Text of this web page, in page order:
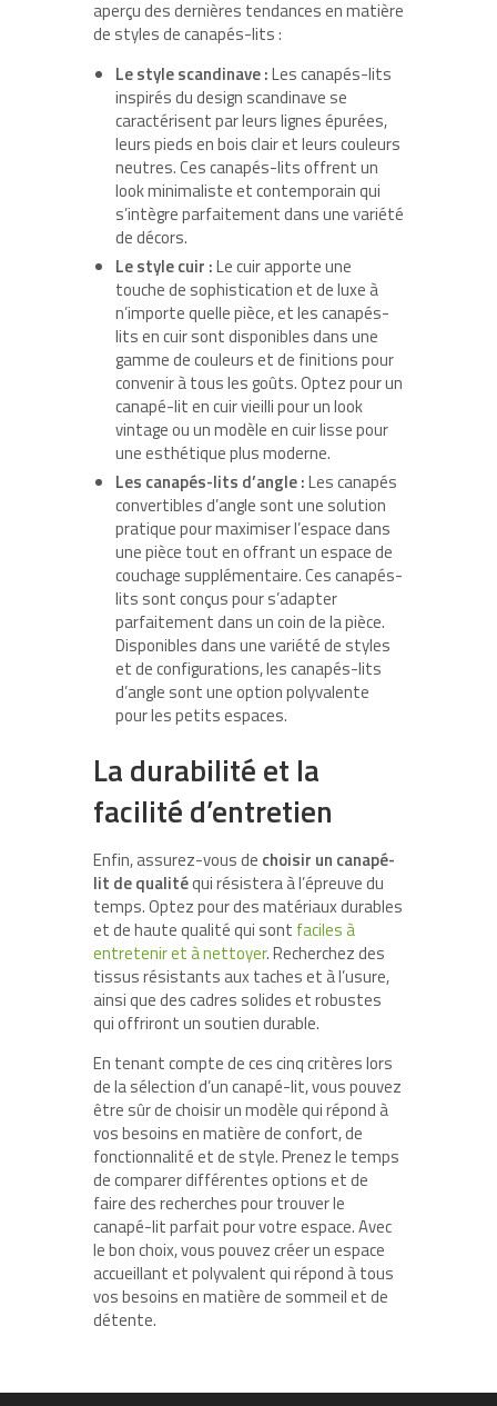
aperçu des dernières tendances en matière
de styles de canapés-lits :
Le style scandinave :Les canapés-lits
inspirés du design scandinave se
caractérisent par leurs lignes épurées,
leurs pieds en bois clair et leurs couleurs
neutres. Ces canapés-lits offrent un
look minimaliste et contemporain qui
s’intègre parfaitement dans une variété
de décors.
Le style cuir :Le cuir apporte une
touche de sophistication et de luxe à
n’importe quelle pièce, et les canapés-
lits en cuir sont disponibles dans une
gamme de couleurs et de finitions pour
convenir à tous les goûts. Optez pour un
canapé-lit en cuir vieilli pour un look
vintage ou un modèle en cuir lisse pour
une esthétique plus moderne.
Les canapés-lits d’angle :Les canapés
convertibles d’angle sont une solution
pratique pour maximiser l’espace dans
une pièce tout en offrant un espace de
couchage supplémentaire. Ces canapés-
lits sont conçus pour s’adapter
parfaitement dans un coin de la pièce.
Disponibles dans une variété de styles
et de configurations, les canapés-lits
d’angle sont une option polyvalente
pour les petits espaces.
La durabilité et la
facilité d’entretien
Enfin, assurez-vous de choisir un canapé-
lit de qualitéqui résistera à l’épreuve du
temps. Optez pour des matériaux durables
et de haute qualité qui sont faciles à
entretenir et à nettoyer. Recherchez des
tissus résistants aux taches et à l’usure,
ainsi que des cadres solides et robustes
qui offriront un soutien durable.
En tenant compte de ces cinq critères lors
de la sélection d’un canapé-lit, vous pouvez
être sûr de choisir un modèle qui répond à
vos besoins en matière de confort, de
fonctionnalité et de style. Prenez le temps
de comparer différentes options et de
faire des recherches pour trouver le
canapé-lit parfait pour votre espace. Avec
le bon choix, vous pouvez créer un espace
accueillant et polyvalent qui répond à tous
vos besoins en matière de sommeil et de
détente.